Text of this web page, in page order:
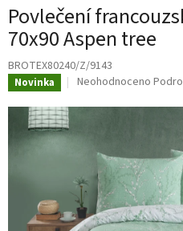
Povlečení
70x90 Aspen tree
BROTEX80240/Z/9143
Novinka
Průměrné
produktu
hvězdiček.
Neohodnoceno